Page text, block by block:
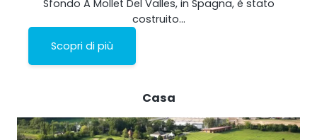
Sfondo A Mollet Del Valles, in Spagna, è stato
costruito…
Scopri di più
Casa